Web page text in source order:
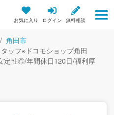
お気に入り ログイン 無料相談
角田市
ッフ※ドコモショップ角田
定性◎/年間休日120日/福利厚